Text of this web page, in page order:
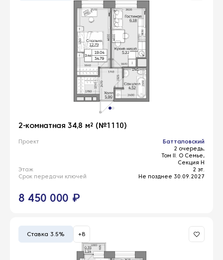
2-комнатная 34,8 м² (№1110)
Проект
Батталовский
2 очередь,
Том II. О Семье,
Секция Н
Этаж
2 эт.
Срок передачи ключей
Не позднее 30.09.2027
8 450 000 ₽
Ставка 3.5% +8